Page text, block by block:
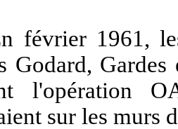
1961, les
Godard, Gardes
l'opération
sur les murs